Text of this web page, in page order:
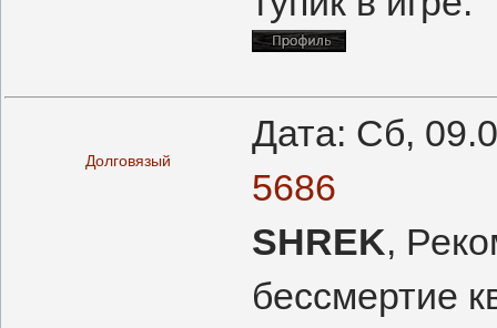
Долговязый
Дата: Сб,
5686
SHREK,
бессмертие